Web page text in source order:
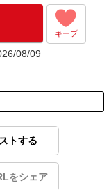
キープ
08/09
トする
をシェア